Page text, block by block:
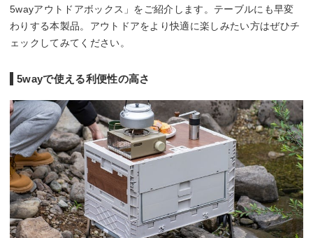
5wayアウトドアボックス」をご紹介します。テーブルにも早変
わりする本製品。アウトドアをより快適に楽しみたい方はぜひチ
ェックしてみてください。
5wayで使える利便性の高さ